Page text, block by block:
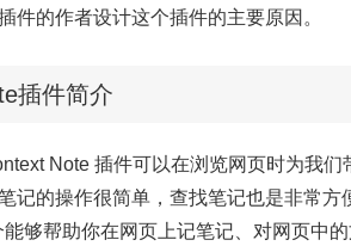
件的作者设计这个插件的主要原因。
插件简介
Note 插件可以在浏览网页时为我
记的操作很简单，查找笔记也是非常
能够帮助你在网页上记笔记、对网页中